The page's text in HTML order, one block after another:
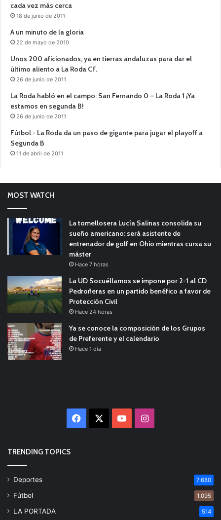
cada vez más cerca
18 de junio de 2011
A un minuto de la gloria
22 de mayo de 2010
Unos 200 aficionados, ya en tierras andaluzas para dar el
último aliento a La Roda CF.
26 de junio de 2011
La Roda habló en el campo: San Fernando 0 – La Roda 1 ¡Ya
estamos en segunda B!
26 de junio de 2011
Fútbol.- La Roda da un paso de gigante para jugar el playoff a
Segunda B
11 de abril de 2011
MOST WATCH
La tomellosera Lucía Salinas consolida su
sueño americano: será asistente de
entrenador de golf en Ohio mientras cursa su
máster
Hace 7 horas
La UD Socuéllamos se impone por 2-1 al CD
Pedroñeras en un partido benéfico a favor de
Protección Civil
Hace 24 horas
Ya se conoce la composición de los Grupos
de Preferente y el calendario
Hace 1 día
Facebook YouTubeInstagram
TRENDING TOPICS
Deportes 7.680
Fútbol 1.095
LA PORTADA 514